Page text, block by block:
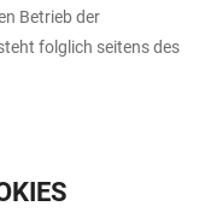
Betrieb der
folglich seitens des